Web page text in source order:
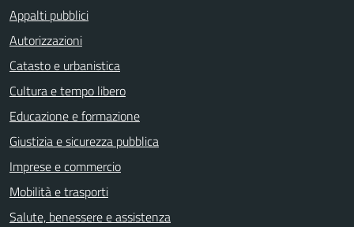
Appalti pubblici
Autorizzazioni
Catasto e urbanistica
Cultura e tempo libero
Educazione e formazione
Giustizia e sicurezza pubblica
Imprese e commercio
Mobilità e trasporti
Salute, benessere e assistenza